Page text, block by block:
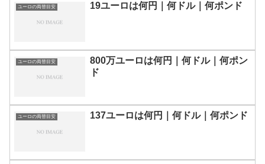
ユーロの両替目安 19ユーロは何円｜何ドル｜何ポンド
ユーロの両替目安
800万ユーロは何円｜何ドル｜何ポン
ド
ユーロの両替目安 137ユーロは何円｜何ドル｜何ポンド